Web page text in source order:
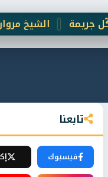
الشيخ مروان أحمد
تابعنا
فيسبوك